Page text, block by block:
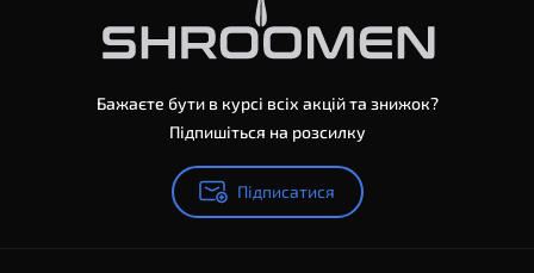
Бажаєте бути в курсі всіх акцій та знижок?
Підпишіться на розсилку
Підписатися